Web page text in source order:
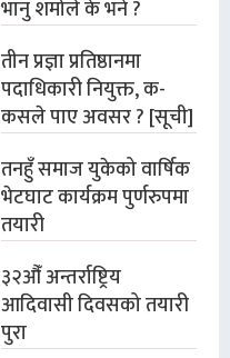
भानु शर्माले के भने ?
तीन प्रज्ञा प्रतिष्ठानमा
पदाधिकारी नियुक्त, क-
कसले पाए अवसर ? [सूची]
तनहुँ समाज युकेको वार्षिक
भेटघाट कार्यक्रम पुर्णरुपमा
तयारी
३२औँ अन्तर्राष्ट्रिय
आदिवासी दिवसको तयारी
पुरा